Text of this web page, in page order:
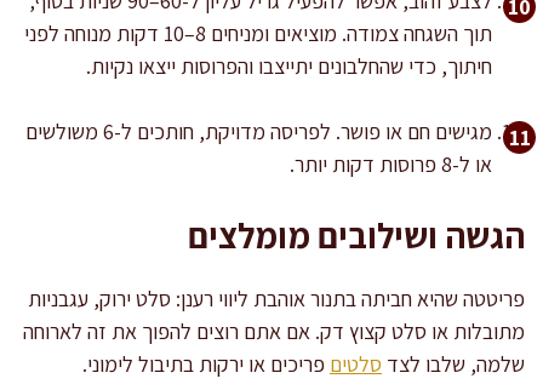
תוך השגחה צמודה. מוציאים ומניחים 8–10 דקות מנוחה לפני
חיתוך, כדי שהחלבונים יתייצבו והפרוסות ייצאו נקיות.
מגישים חם או פושר. לפריסה מדויקת, חותכים ל-6 משולשים
או ל-8 פרוסות דקות יותר.
הגשה ושילובים מומלצים
פריטטה שהיא חביתה בתנור אוהבת ליווי רענן: סלט ירוק, עגבניות
מתובלות או סלט קצוץ דק. אם אתם רוצים להפוך את זה לארוחה
שלמה, שלבו לצד סלטים פריכים או ירקות בתיבול לימוני.